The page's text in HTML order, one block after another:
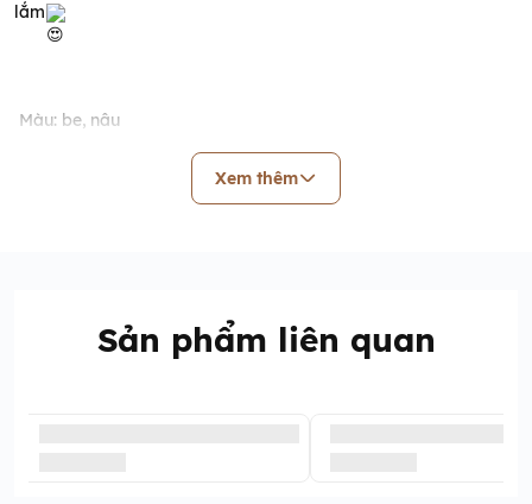
lắm
Màu: be, nâu
Size: 80-90-100-110-120-130-140
Xem thêm
Sản phẩm liên quan